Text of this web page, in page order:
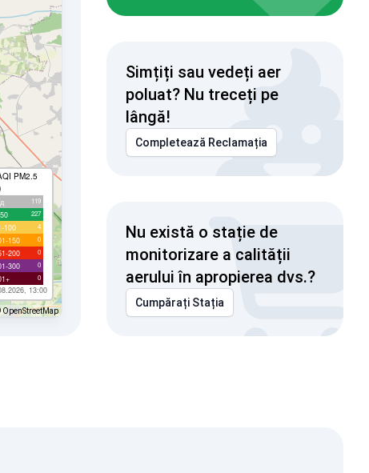
PM2.5
119
227
100 4
150 0
200 0
300 0
0
13:00
OpenStreetMap
Simțiți sau vedeți aer
poluat? Nu treceți pe
lângă!
Completează Reclamația
Nu există o stație de
monitorizare a calității
aerului în apropierea dvs.?
Cumpărați Stația